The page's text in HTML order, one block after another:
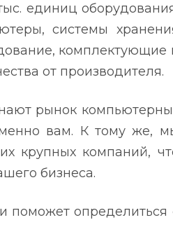
единиц
системы
комплектующие
от производителя.
рынок
вам. К тому же,
крупных компаний,
бизнеса.
поможет определиться